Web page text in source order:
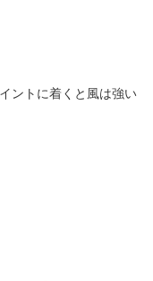
ントに着くと風は強い